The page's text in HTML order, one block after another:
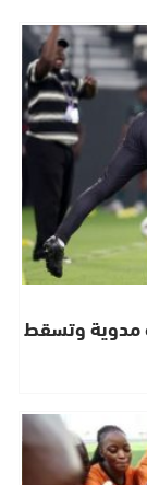
مفاجأة مدوية وتسقط